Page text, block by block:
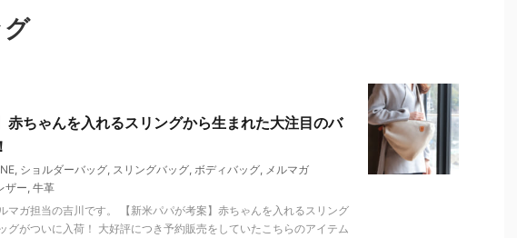
赤ちゃんを入れるスリングから生まれた大注目のバ
, ショルダーバッグ, スリングバッグ, ボディバッグ, メルマガ
ザー, 牛革
マガ担当の吉川です。 【新米パパが考案】赤ちゃんを入れるスリング
グがついに入荷！ 大好評につき予約販売をしていたこちらのアイテム